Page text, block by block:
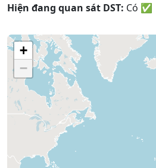
Hiện đang quan sát DST: Có ✅
+
−